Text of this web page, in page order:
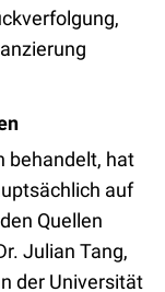
behandelt, hat
auf
Quellen
Julian Tang,
der Universität